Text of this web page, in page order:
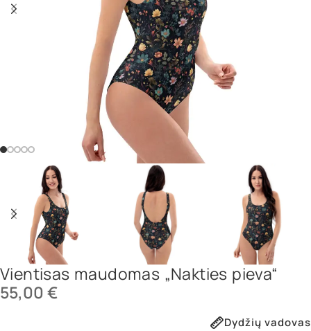
Vientisas maudomas „Nakties pieva“
55,00€
Dydžių vadovas